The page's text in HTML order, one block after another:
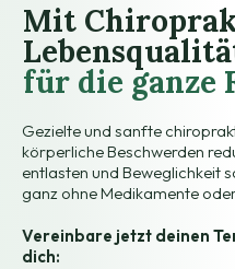
Mit
für die ganze
Gezielte und sanfte
körperliche Beschwerden
entlasten und Beweglichkeit
ganz ohne Medikamente
Vereinbare jetzt deinen
dich: